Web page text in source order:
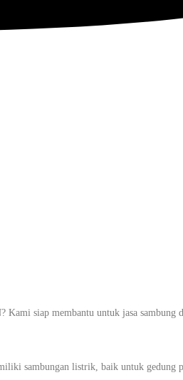
siap membantu untuk jasa sambung
sambungan listrik, baik untuk gedung